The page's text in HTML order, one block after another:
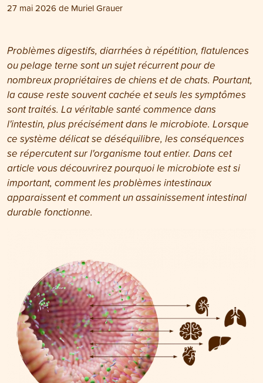
27 mai 2026 de Muriel Grauer
Problèmes digestifs, diarrhées à répétition, flatulences
ou pelage terne sont un sujet récurrent pour de
nombreux propriétaires de chiens et de chats. Pourtant,
la cause reste souvent cachée et seuls les symptômes
sont traités. La véritable santé commence dans
l'intestin, plus précisément dans le microbiote. Lorsque
ce système délicat se déséquilibre, les conséquences
se répercutent sur l'organisme tout entier. Dans cet
article vous découvrirez pourquoi le microbiote est si
important, comment les problèmes intestinaux
apparaissent et comment un assainissement intestinal
durable fonctionne.